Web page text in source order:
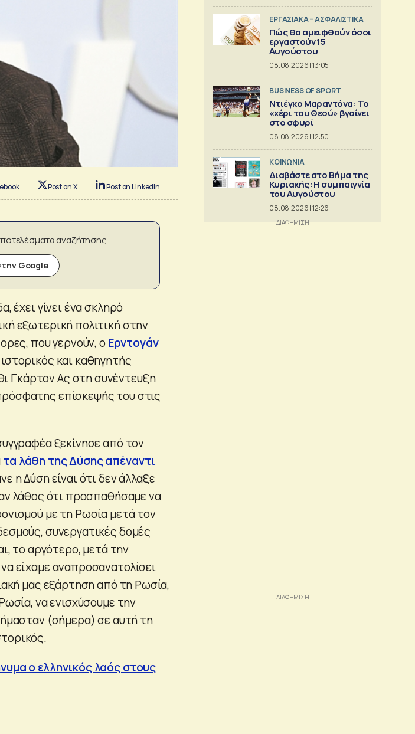
Post on X Post on LinkedIn
αναζήτησης
Google
έχει γίνει ένα σκληρό
εξωτερική πολιτική στην
που γερνούν, οΕρντογάν
και καθηγητής
Γκάρτον Ας στη συνέντευξη
επίσκεψής του στις
ξεκίνησε από τον
τα λάθη της Δύσης απέναντι
η Δύση είναι ότι δεν άλλαξε
λάθος ότι προσπαθήσαμε να
με τη Ρωσία μετά τον
συνεργατικές δομές
το αργότερο, μετά την
είχαμε αναπροσανατολίσει
μας εξάρτηση από τη Ρωσία,
να ενισχύσουμε την
(σήμερα) σε αυτή τη
ο ελληνικός λαός στους
ΕΡΓΑΣΙΑΚΑ – ΑΣΦΑΛΙΣΤΙΚΑ
Πώς θα αμειφθούν όσοι
εργαστούν 15
Αυγούστου
08.08.2026 | 13:05
BUSINESS OF SPORT
Ντιέγκο Μαραντόνα: Το
«χέρι του Θεού» βγαίνει
στο σφυρί
08.08.2026 | 12:50
ΚΟΙΝΩΝΙΑ
Διαβάστε στο Βήμα της
Κυριακής: Η συμπαιγνία
του Αυγούστου
08.08.2026 | 12:26